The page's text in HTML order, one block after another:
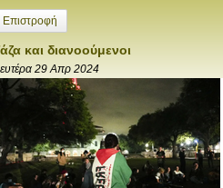
Επιστροφή
και διανοούμενοι
29 Απρ 2024